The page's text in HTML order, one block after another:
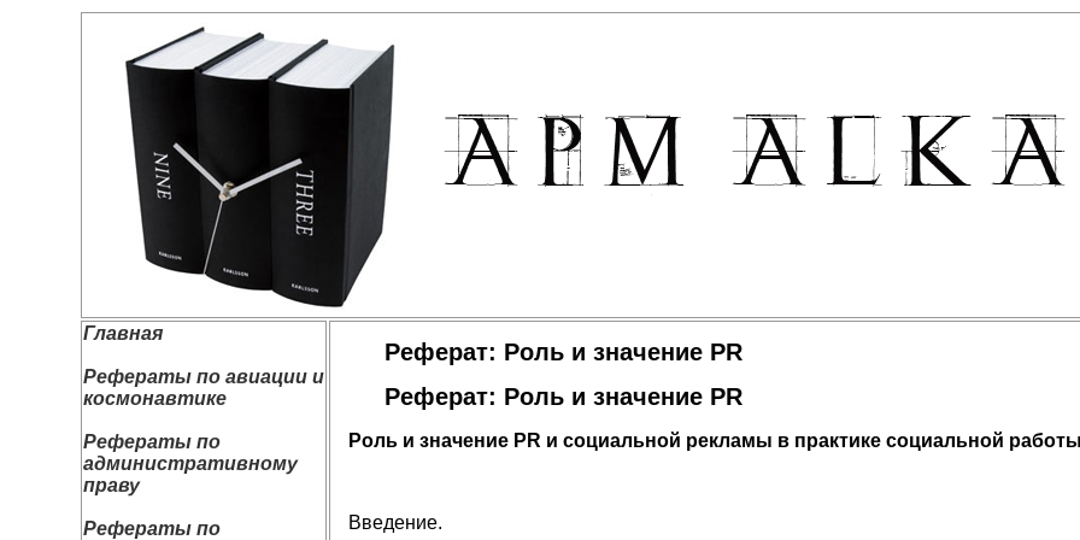
Главная
Рефераты по авиации и
космонавтике
Рефераты по
административному
праву
Рефераты по
Реферат: Роль и значение PR
Реферат: Роль и значение PR
Роль и значение PR и социальной рекламы в практике социальной
Введение.